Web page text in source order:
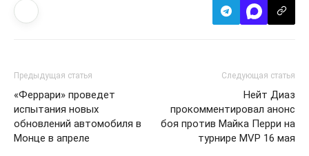
Предыдущая статья
«Феррари» проведет
испытания новых
обновлений автомобиля в
Монце в апреле
Следующая статья
Нейт Диаз
прокомментировал анонс
боя против Майка Перри на
турнире MVP 16 мая